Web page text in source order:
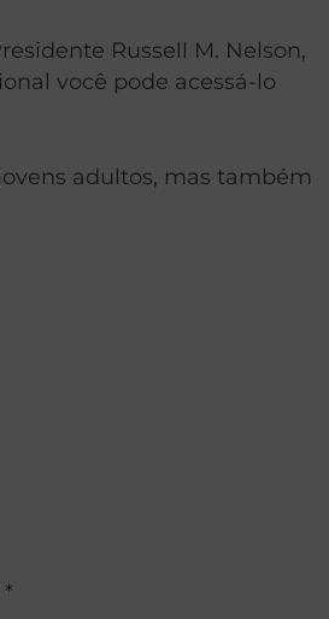
Russell M. Nelson,
você pode acessá-lo
adultos, mas também